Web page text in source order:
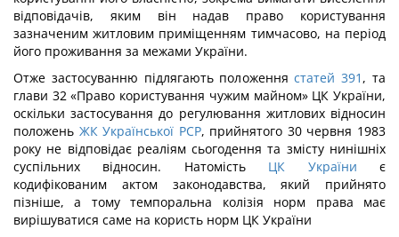
відповідачів, яким він надав право користування
зазначеним житловим приміщенням тимчасово, на період
його проживання за межами України.
Отже застосуванню підлягають положеннястатей 391 , та
глави 32 «Право користування чужим майном» ЦК України,
оскільки застосування до регулювання житлових відносин
положень ЖК Української РСР, прийнятого 30 червня 1983
року не відповідає реаліям сьогодення та змісту нинішніх
суспільних відносин. Натомість ЦК України є
кодифікованим актом законодавства, який прийнято
пізніше, а тому темпоральна колізія норм права має
вирішуватися саме на користь норм ЦК України